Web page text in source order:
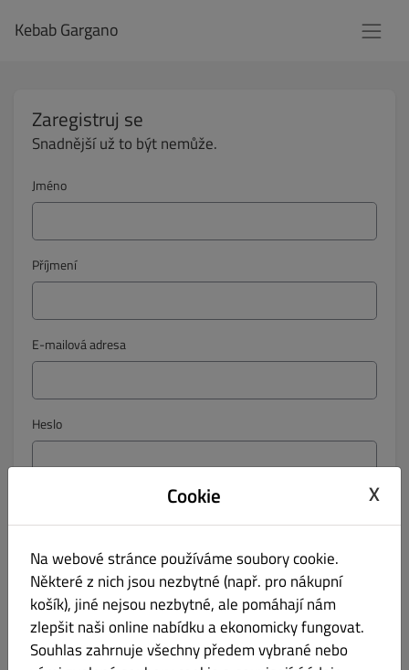
Kebab Gargano
Zaregistruj se
Snadnější už to být nemůže.
Jméno
Příjmení
E-mailová adresa
Heslo
Telefon
Žádné
Informujte mě o aktuálních nabídkách e-mailem.
Cookie X
Na webové stránce používáme soubory cookie.
Některé z nich jsou nezbytné (např. pro nákupní
košík), jiné nejsou nezbytné, ale pomáhají nám
zlepšit naši online nabídku a ekonomicky fungovat.
Souhlas zahrnuje všechny předem vybrané nebo